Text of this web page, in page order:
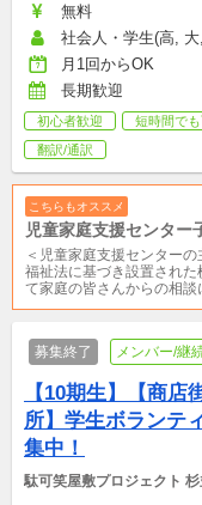
無料
社会人・学生(高,
月1回からOK
長期歓迎
初心者歓迎 短時間で
翻訳/通訳
こちらもオススメ
児童家庭支援センター
＜児童家庭支援センター
福祉法に基づき設置され
て家庭の皆さんからの相談
募集終了 メンバー/継
【10期生】【商店
所】学生ボランテ
集中！
駄可笑屋敷プロジェクト